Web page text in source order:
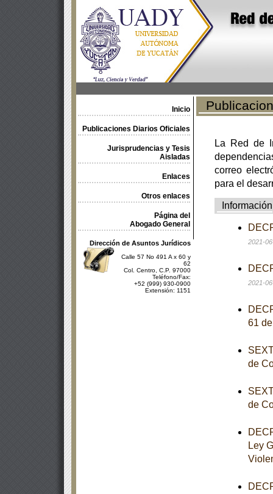
Inicio
Publicaciones Diarios Oficiales
Jurisprudencias y Tesis
Aisladas
Enlaces
Otros enlaces
Página del
Abogado General
Dirección de Asuntos Jurídicos
Calle 57 No 491 A x 60 y
62
Col. Centro, C.P. 97000
Teléfono/Fax:
+52 (999) 930-0900
Extensión: 1151
La Red de
correo
para el
Información
2021-
2021-
61
de
de
Ley